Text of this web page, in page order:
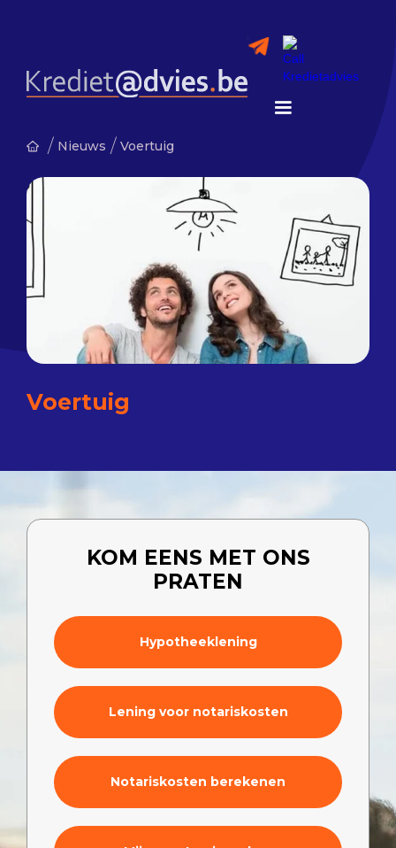
/ Nieuws / Voertuig
Voertuig
KOM EENS MET ONS
PRATEN
Hypotheeklening
Lening voor notariskosten
Notariskosten berekenen